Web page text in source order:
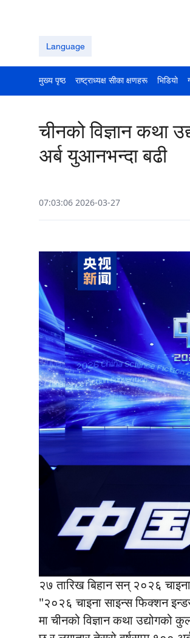
Language
मुख्य पृष्ठ राष्ट्राध्यक्ष सीका क्षणहरू भिडियो
चीनको विज्ञान कथा
अर्ब युआनभन्दा बढी
07:03:06 2026-03-27
२७ तारिख बिहान सन् २०२६
"२०२६ चाइना साइन्स फिक्शन
मा चीनको विज्ञान कथा